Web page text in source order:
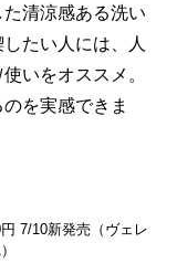
清涼感ある洗い
たい人には、人
いをオススメ。
を実感できま
7/10新発売（ヴェレ